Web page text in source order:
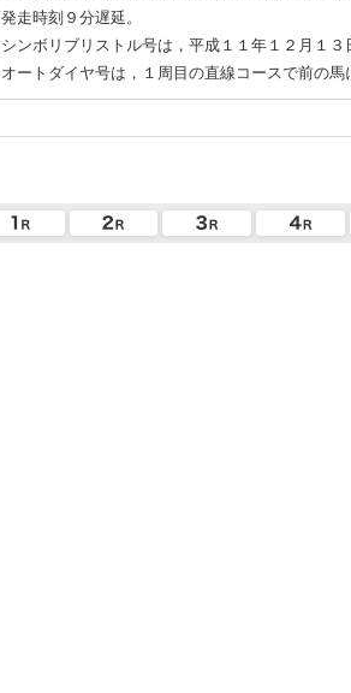
発走時刻９分遅延。
シンボリブリストル号は，平成１１年１２月１
オートダイヤ号は，１周目の直線コースで前の